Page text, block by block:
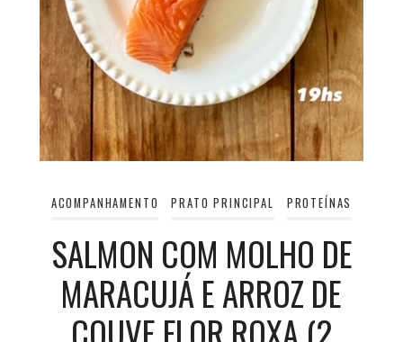
ACOMPANHAMENTO PRATO PRINCIPAL PROTEÍNAS
SALMON COM MOLHO DE
MARACUJÁ E ARROZ DE